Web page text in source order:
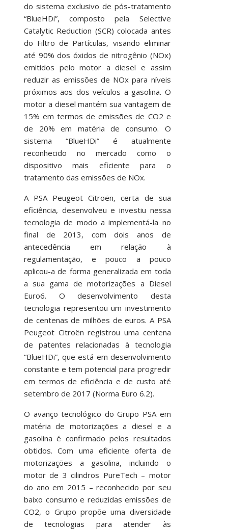
do sistema exclusivo de pós-tratamento
“BlueHDi”, composto pela Selective
Catalytic Reduction (SCR) colocada antes
do Filtro de Partículas, visando eliminar
até 90% dos óxidos de nitrogênio (NOx)
emitidos pelo motor a diesel e assim
reduzir as emissões de NOx para níveis
próximos aos dos veículos a gasolina. O
motor a diesel mantém sua vantagem de
15% em termos de emissões de CO2 e
de 20% em matéria de consumo. O
sistema “BlueHDi” é atualmente
reconhecido no mercado como o
dispositivo mais eficiente para o
tratamento das emissões de NOx.
A PSA Peugeot Citroën, certa de sua
eficiência, desenvolveu e investiu nessa
tecnologia de modo a implementá-la no
final de 2013, com dois anos de
antecedência em relação à
regulamentação, e pouco a pouco
aplicou-a de forma generalizada em toda
a sua gama de motorizações a Diesel
Euro6. O desenvolvimento desta
tecnologia representou um investimento
de centenas de milhões de euros. A PSA
Peugeot Citroën registrou uma centena
de patentes relacionadas à tecnologia
“BlueHDi”, que está em desenvolvimento
constante e tem potencial para progredir
em termos de eficiência e de custo até
setembro de 2017 (Norma Euro 6.2).
O avanço tecnológico do Grupo PSA em
matéria de motorizações a diesel e a
gasolina é confirmado pelos resultados
obtidos. Com uma eficiente oferta de
motorizações a gasolina, incluindo o
motor de 3 cilindros PureTech – motor
do ano em 2015 – reconhecido por seu
baixo consumo e reduzidas emissões de
CO2, o Grupo propõe uma diversidade
de tecnologias para atender às